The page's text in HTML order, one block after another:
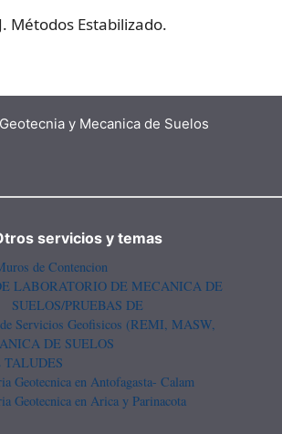
Métodos Estabilizado.
y Mecanica de Suelos
servicios y temas
de Contencion
LABORATORIO DE MECANICA DE
SUELOS/PRUEBAS DE
Servicios Geofisicos (REMI, MASW,
DE SUELOS
Geotecnica en Antofagasta- Calam
Geotecnica en Arica y Parinacota